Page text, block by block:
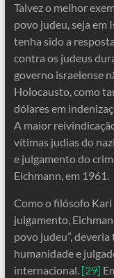
Talvez o melhor
povo judeu, seja em
tenha sido a
contra os judeus
governo israelense
Holocausto, como
dólares em
A maior
vítimas judias do
e julgamento do
Eichmann, em 1961.
Como o filósofo Karl
julgamento,
povo judeu”,
humanidade e
internacional. [29]